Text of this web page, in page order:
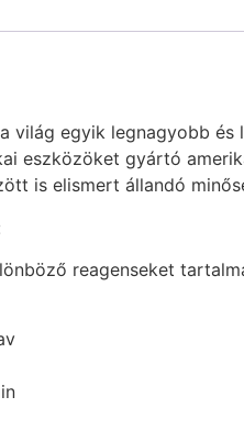
világ egyik legnagyobb
eszközöket gyártó
is elismert állandó
reagenseket